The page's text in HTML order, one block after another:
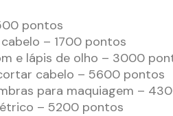
pontos
– 1700 pontos
e lápis de olho – 3000
cabelo – 5600 pontos
para maquiagem –
– 5200 pontos